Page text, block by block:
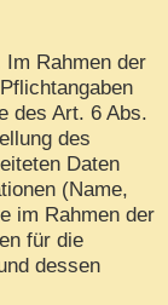
Rahmen der
des Art. 6 Abs.
des
Daten
(Name,
im Rahmen der
für die
dessen